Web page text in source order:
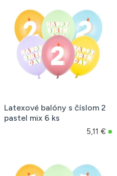
Latexové balóny s číslom 2
pastel mix 6 ks
5,11 €